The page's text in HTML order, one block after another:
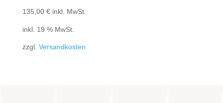
135,00 € inkl. MwSt.
inkl. 19 % MwSt.
zzgl. Versandkosten